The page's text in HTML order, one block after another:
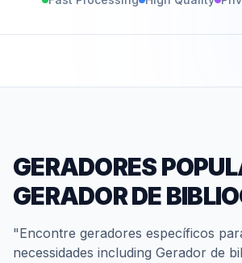
GERADORES
GERADOR DE
"Encontre geradores específicos
necessidades including Gerador de